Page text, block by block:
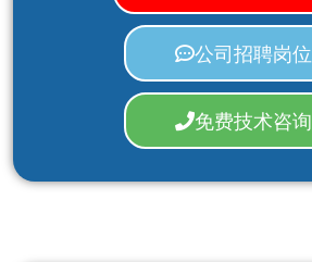
公司招聘岗位
免费技术咨询